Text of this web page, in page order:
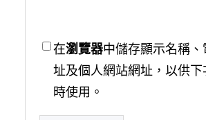
在瀏覽器中儲存顯示名稱
址及個人網站網址，以供
時使用。